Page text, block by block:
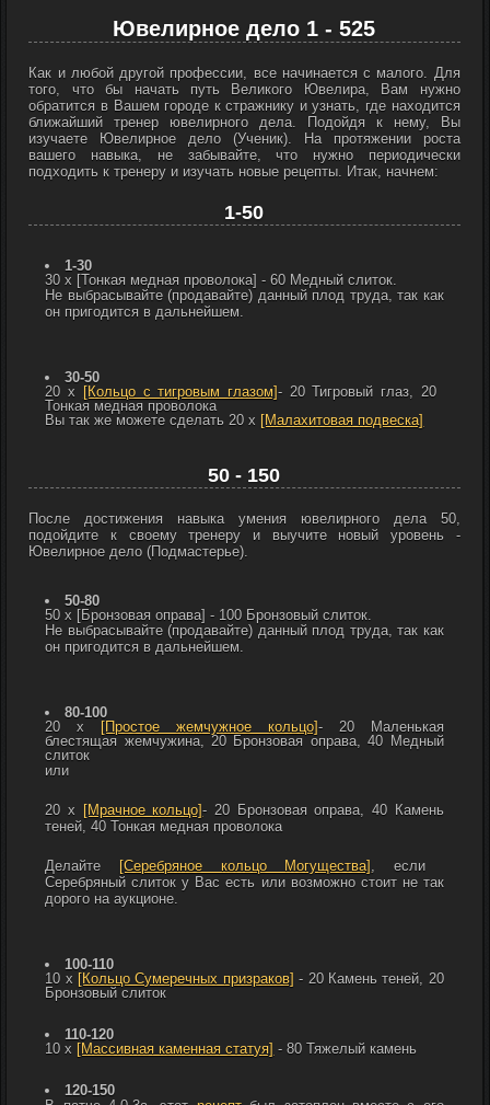
Ювелирное дело 1 - 525
Как и любой другой профессии, все начинается с малого. Для
того, что бы начать путь Великого Ювелира, Вам нужно
обратится в Вашем городе к стражнику и узнать, где находится
ближайший тренер ювелирного дела. Подойдя к нему, Вы
изучаете Ювелирное дело (Ученик). На протяжении роста
вашего навыка, не забывайте, что нужно периодически
подходить к тренеру и изучать новые рецепты. Итак, начнем:
1-50
1-30
30 x [Тонкая медная проволока] - 60 Медный слиток.
Не выбрасывайте (продавайте) данный плод труда, так как
он пригодится в дальнейшем.
30-50
20 x
[Кольцо с тигровым глазом]- 20Тигровый глаз, 20
Тонкая медная проволока
Вы так же можете сделать 20 x [Малахитовая подвеска]
50 - 150
После достижения навыка умения ювелирного дела 50,
подойдите к своему тренеру и выучите новый уровень -
Ювелирное дело (Подмастерье).
50-80
50 x [Бронзовая оправа] - 100 Бронзовый слиток.
Не выбрасывайте (продавайте) данный плод труда, так как
он пригодится в дальнейшем.
80-100
20 x
[Простое жемчужное кольцо]- 20
Маленькая
блестящая жемчужина, 20 Бронзовая оправа, 40 Медный
слиток
или
20 x [Мрачное кольцо]- 20 Бронзовая оправа, 40 Камень
теней, 40Тонкая медная проволока
Делайте [Серебряное кольцо Могущества] , если
Серебряный слиток у Вас есть или возможно стоит не так
дорого на аукционе.
100-110
10 x [Кольцо Сумеречных призраков] - 20 Камень теней, 20
Бронзовый слиток
110-120
10 x [Массивная каменная статуя] - 80Тяжелый камень
120-150